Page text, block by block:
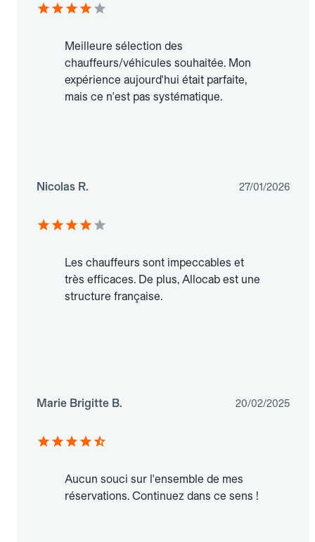
Meilleure sélection des
chauffeurs/véhicules souhaitée. Mon
expérience aujourd'hui était parfaite,
mais ce n'est pas systématique.
Nicolas R. 27/01/2026
Les chauffeurs sont impeccables et
très efficaces. De plus, Allocab est une
structure française.
Marie Brigitte B. 20/02/2025
Aucun souci sur l'ensemble de mes
réservations. Continuez dans ce sens !